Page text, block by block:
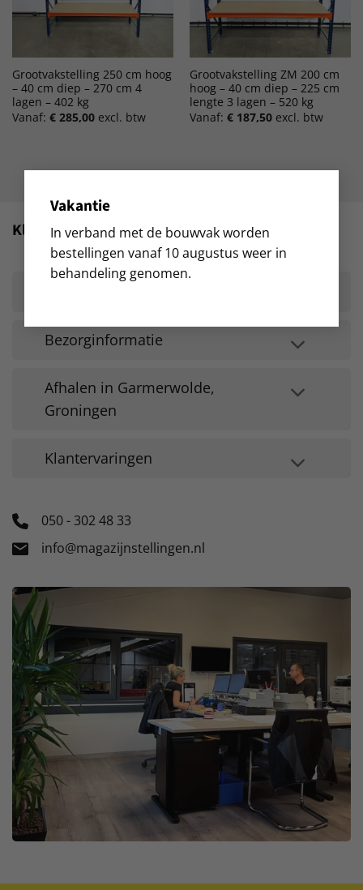
Vakantie
In verband met de bouwvak worden
bestellingen vanaf 10 augustus weer in
behandeling genomen.
Grootvakstelling 250 cm hoog
– 40 cm diep – 270 cm 4
lagen – 402 kg
Vanaf: €285,00excl. btw
Grootvakstelling ZM 200 cm
hoog – 40 cm diep – 225 cm
lengte 3 lagen – 520 kg
Vanaf: €187,50excl. btw
Klantenservice
Bezorginformatie
Afhalen in Garmerwolde,
Groningen
Klantervaringen
050 - 302 48 33
info@magazijnstellingen.nl